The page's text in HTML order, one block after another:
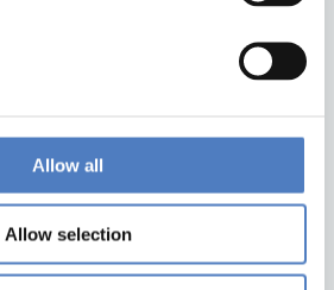
Allow all
Allow selection
Zurück nach oben
Innovation GmbH